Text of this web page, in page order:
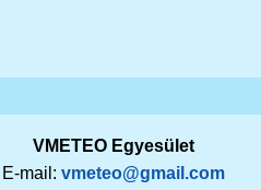
VMETEO Egyesület
E-mail: vmeteo@gmail.com